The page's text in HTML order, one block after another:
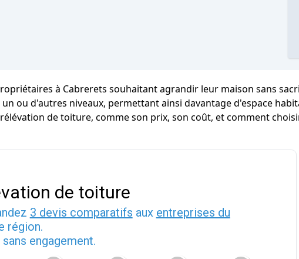
à Cabrerets souhaitant agrandir leur maison sans
ou d'autres niveaux, permettant ainsi davantage d'espace
de toiture, comme son prix, son coût, et comment
de toiture
3 devis comparatifs aux entreprises du
région.
engagement.